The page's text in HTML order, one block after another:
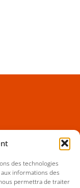
des technologies
informations des
permettra de traiter
0263